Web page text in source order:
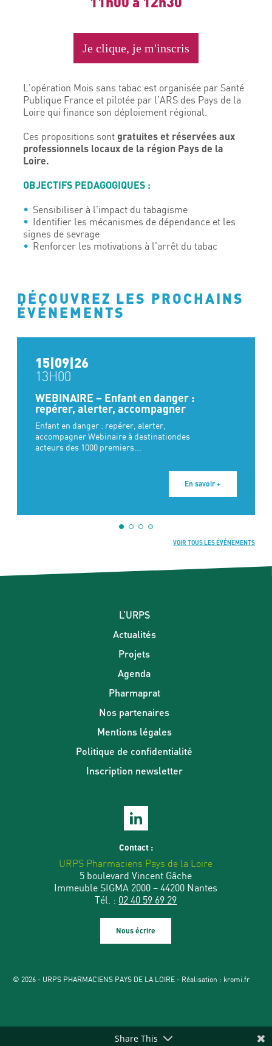
Je clique, je m'inscris
L’opération Mois sans tabac est organisée par Santé
Publique France et pilotée par l’ARS des Pays de la
Loire qui finance son déploiement régional.
Ces propositions sontgratuites et réservées aux
professionnels locaux de la région Pays de la
Loire.
OBJECTIFS PEDAGOGIQUES :
Sensibiliser à l’impact du tabagisme
Identifier les mécanismes de dépendance et les
signes de sevrage
Renforcer les motivations à l’arrêt du tabac
DÉCOUVREZ LES PROCHAINS
ÉVÉNEMENTS
15|09|26
13H00
WEBINAIRE – Enfant en danger :
repérer, alerter, accompagner
Enfant en danger : repérer, alerter,
accompagner Webinaire à destinationdes
acteurs des 1000 premiers...
En savoir +
VOIR TOUS LES ÉVÉNEMENTS
L’URPS
Actualités
Projets
Agenda
Pharmaprat
Nos partenaires
Mentions légales
Politique de confidentialité
Inscription newsletter
Contact :
URPS Pharmaciens Pays de la Loire
5 boulevard Vincent Gâche
Immeuble SIGMA 2000 – 44200 Nantes
Tél. : 02 40 59 69 29
Nous écrire
© 2026 - URPS PHARMACIENS PAYS DE LA LOIRE - Réalisation : kromi.fr
Share This